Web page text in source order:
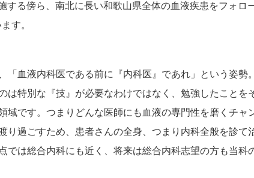
る傍ら、南北に長い和歌山県全体の血液疾患をフォロ
す。
「血液内科医である前に『内科医』であれ」という姿勢
は特別な『技』が必要なわけではなく、勉強したことを
域です。つまりどんな医師にも血液の専門性を磨くチャ
り過ごすため、患者さんの全身、つまり内科全般を診て
では総合内科にも近く、将来は総合内科志望の方も当科